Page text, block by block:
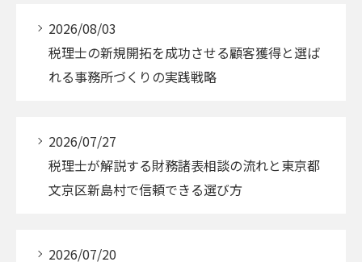
2026/08/03
税理士の新規開拓を成功させる顧客獲得と選ば
れる事務所づくりの実践戦略
2026/07/27
税理士が解説する財務諸表相談の流れと東京都
文京区新島村で信頼できる選び方
2026/07/20